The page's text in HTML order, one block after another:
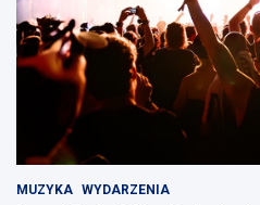
MUZYKA WYDARZENIA